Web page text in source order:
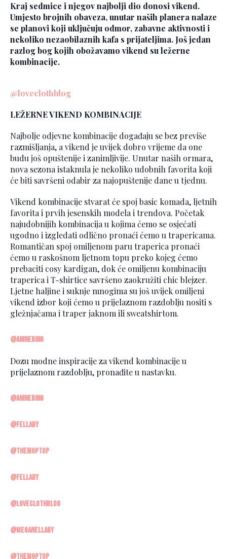
Kraj sedmice i njegov najbolji dio donosi vikend.
Umjesto brojnih obaveza, unutar naših planera nalaze
se planovi koji uključuju odmor, zabavne aktivnosti i
nekoliko nezaobilaznih kafa s prijateljima. Još jedan
razlog bog kojih obožavamo vikend su ležerne
kombinacije.
@loveclothblog
LEŽERNE VIKEND KOMBINACIJE
Najbolje odjevne kombinacije događaju se bez previše
razmišljanja, a vikend je uvijek dobro vrijeme da one
budu još opuštenije i zanimljivije. Unutar naših ormara,
nova sezona istaknula je nekoliko udobnih favorita koji
će biti savršeni odabir za najopuštenije dane u tjednu.
Vikend kombinacije stvarat će spoj basic komada, ljetnih
favorita i prvih jesenskih modela i trendova. Početak
najudobnijih kombinacija u kojima ćemo se osjećati
ugodno i izgledati odlično pronaći ćemo u trapericama.
Romantičan spoj omiljenom paru traperica pronaći
ćemo u raskošnom ljetnom topu preko kojeg ćemo
prebaciti cosy kardigan, dok će omiljenu kombinaciju
traperica i T-shirtice savršeno zaokružiti chic blejzer.
Ljetne haljine i suknje mnogima su još uvijek omiljeni
vikend izbor koji ćemo u prijelaznom razdoblju nositi s
gležnjačama i traper jaknom ili sweatshirtom.
@aninebing
Dozu modne inspiracije za vikend kombinacije u
prijelaznom razdoblju, pronađite u nastavku.
@aninebing
@fellaby
@themoptop
@fellaby
@loveclothblog
@meganellaby
@themoptop